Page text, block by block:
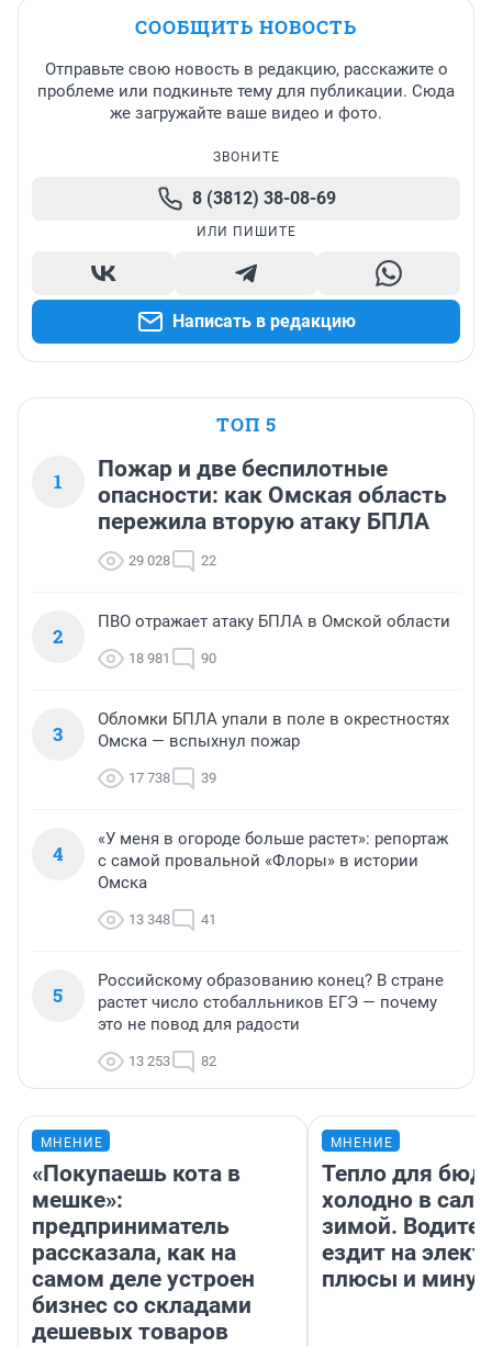
СООБЩИТЬ НОВОСТЬ
Отправьте свою новость в редакцию, расскажите о
проблеме или подкиньте тему для публикации. Сюда
же загружайте ваше видео и фото.
ЗВОНИТЕ
8 (3812) 38-08-69
ИЛИ ПИШИТЕ
Написать в редакцию
ТОП 5
1
Пожар и две беспилотные
опасности: как Омская область
пережила вторую атаку БПЛА
29 028 22
2
ПВО отражает атаку БПЛА в Омской области
18 981 90
3
Обломки БПЛА упали в поле в окрестностях
Омска — вспыхнул пожар
17 738 39
4
«У меня в огороде больше растет»: репортаж
с самой провальной «Флоры» в истории
Омска
13 348 41
5
Российскому образованию конец? В стране
растет число стобалльников ЕГЭ — почему
это не повод для радости
13 253 82
МНЕНИЕ
«Покупаешь кота в
мешке»:
предприниматель
рассказала, как на
самом деле устроен
бизнес со складами
дешевых товаров
МНЕНИЕ
Тепло для
холодно в
зимой.
ездит на
плюсы и